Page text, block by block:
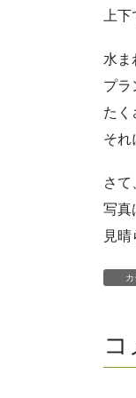
上
水ま
プラ
たく
それ
さて
写真
見